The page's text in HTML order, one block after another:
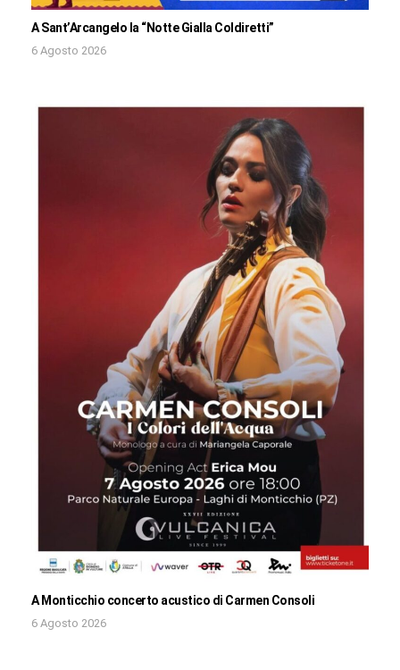
A Sant’Arcangelo la “Notte Gialla Coldiretti”
6 Agosto 2026
A Monticchio concerto acustico di Carmen Consoli
6 Agosto 2026